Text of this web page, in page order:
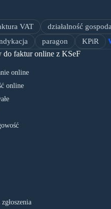
VAT działalność
paragon KPiR
do faktur online z KSeF
online
online